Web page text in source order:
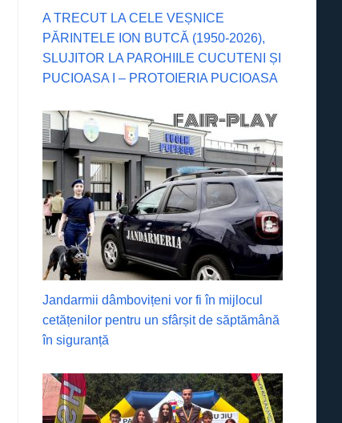
A TRECUT LA CELE VEȘNICE
PĂRINTELE ION BUTCĂ (1950-2026),
SLUJITOR LA PAROHIILE CUCUTENI ȘI
PUCIOASA I – PROTOIERIA PUCIOASA
Jandarmii dâmbovițeni vor fi în mijlocul
cetățenilor pentru un sfârșit de săptămână
în siguranță